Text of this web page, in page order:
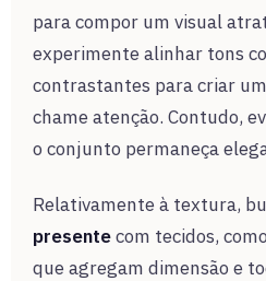
para compor um visual
experimente alinhar tons
contrastantes para criar
chame atenção. Contudo,
o conjunto permaneça
Relativamente à textura,
presentecom tecidos,
que agregam dimensão e